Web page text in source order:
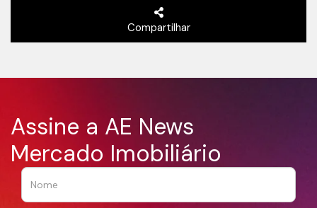
Compartilhar
Assine a AE News
Mercado Imobiliário